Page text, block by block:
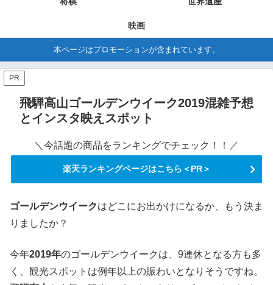
映画
本ページはプロモーションが含まれています。
PR
飛騨高山ゴールデンウイーク2019混雑予想
とインスタ映えスポット
＼今話題の商品をランキングでチェック！！／
楽天ランキングページはこちら＜PR＞
ゴールデンウイークはどこにお出かけになるか、もう決ま
りましたか？
今年2019年のゴールデンウイークは、9連休となる方も多
く、観光スポットは例年以上の賑わいとなりそうですね。